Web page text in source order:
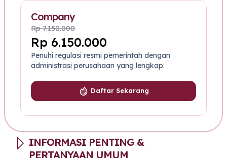
Company
Rp 7.150.000
Rp 6.150.000
Penuhi regulasi resmi pemerintah dengan
administrasi perusahaan yang lengkap.
Daftar Sekarang
INFORMASI PENTING &
PERTANYAAN UMUM